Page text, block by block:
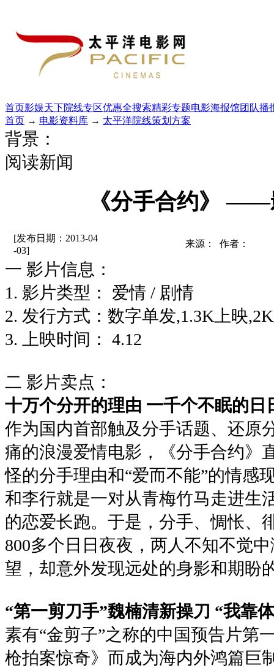
首页影娱天下院线专区优惠全搜索精彩专题电影海报馆团队播
首页 → 电影资料库 → 太平洋院线策划方案
背景：
阅读新闻
《分手合约》
[发布日期：2013-04
-03]
来源： 作者：
一 影片信息：
1. 影片类型： 爱情 / 剧情
2. 发行方式：数字单发,1.3K 上映,2K
3.
上映时间： 4.12
二 影片卖点：
十万个分开的理由 一千个不眠的日
作为国内首部触及分手话题、还原
痛的浪漫爱情电影，《分手合约》
怪的分手理由和“爱而不能”的情感
和李行就是一对从青梅竹马走进生
的恋爱长跑。于是，分手、惆怅、
800多个日日夜夜，两人不知不觉
望，却意外发现远处的身影和期盼
“第一剪刀手”魏楠清新操刀 “我靠体
素有“金剪子”之称的中国预告片第
枪拍案惊奇》而成为海内外鸿篇巨